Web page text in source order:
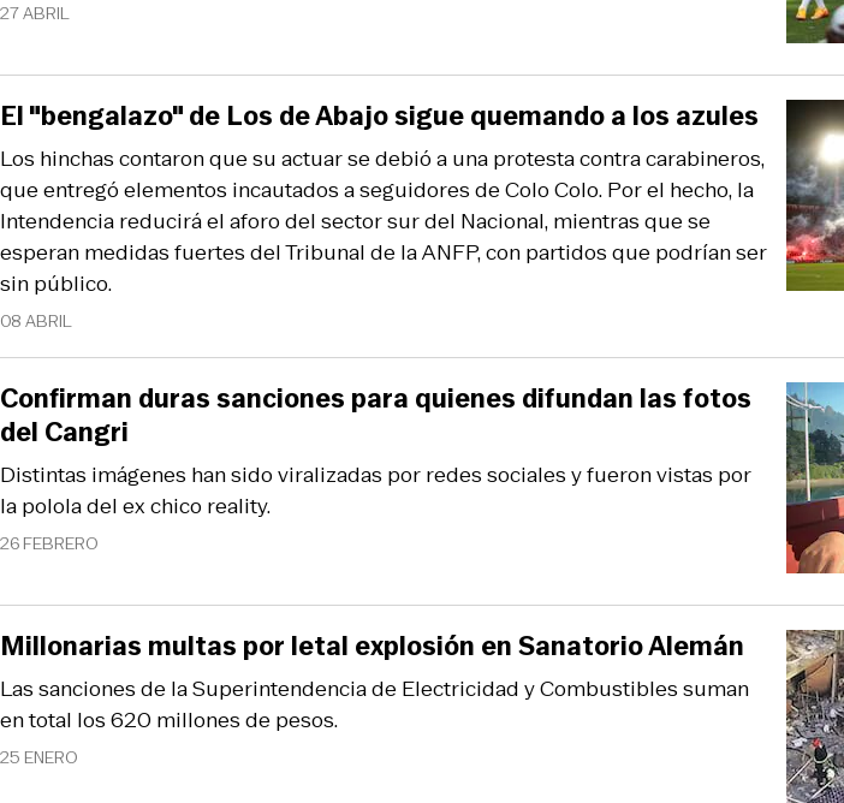
27 ABRIL
08 ABRIL
Los hinchas contaron que su actuar se debió a una protesta contra carabineros,
que entregó elementos incautados a seguidores de Colo Colo. Por el hecho, la
Intendencia reducirá el aforo del sector sur del Nacional, mientras que se
esperan medidas fuertes del Tribunal de la ANFP, con partidos que podrían ser
sin público.
El "bengalazo" de Los de Abajo sigue quemando a los azules
26 FEBRERO
Distintas imágenes han sido viralizadas por redes sociales y fueron vistas por
la polola del ex chico reality.
Confirman duras sanciones para quienes difundan las fotos
del Cangri
25 ENERO
Las sanciones de la Superintendencia de Electricidad y Combustibles suman
en total los 620 millones de pesos.
Millonarias multas por letal explosión en Sanatorio Alemán